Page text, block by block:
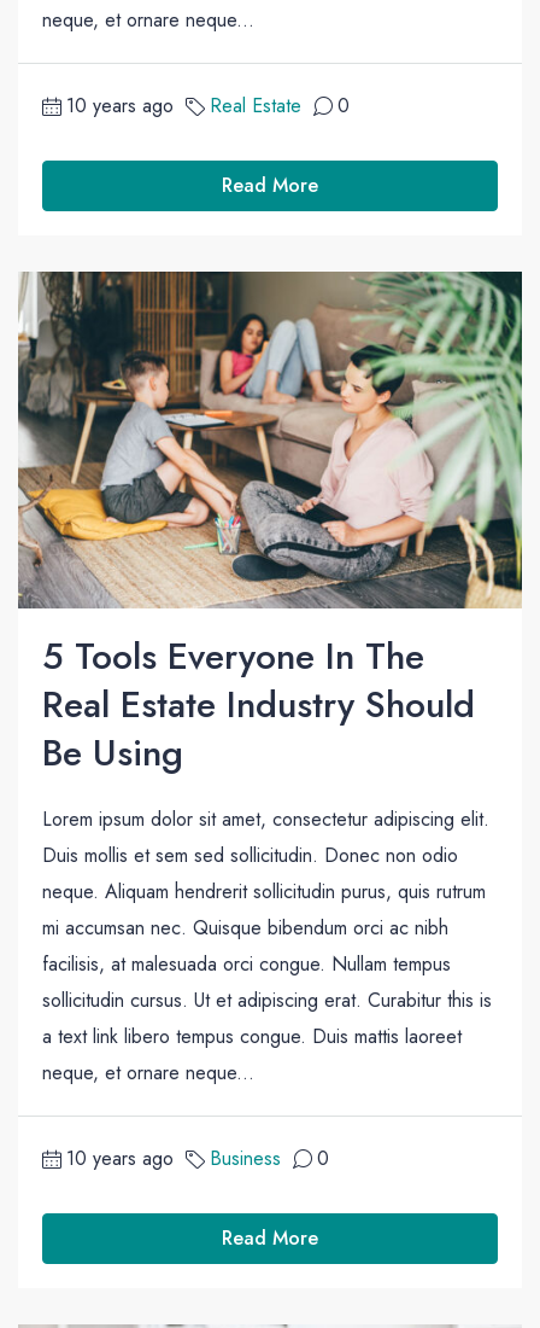
neque, et ornare neque...
10 years ago Real Estate 0
Read More
5 Tools Everyone In The
Real Estate Industry Should
Be Using
Lorem ipsum dolor sit amet, consectetur adipiscing elit.
Duis mollis et sem sed sollicitudin. Donec non odio
neque. Aliquam hendrerit sollicitudin purus, quis rutrum
mi accumsan nec. Quisque bibendum orci ac nibh
facilisis, at malesuada orci congue. Nullam tempus
sollicitudin cursus. Ut et adipiscing erat. Curabitur this is
a text link libero tempus congue. Duis mattis laoreet
neque, et ornare neque...
10 years ago Business 0
Read More